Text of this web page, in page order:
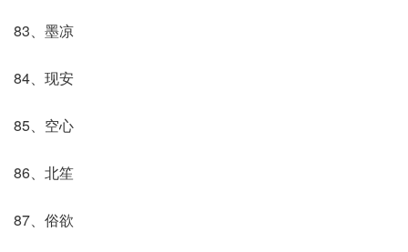
83、墨凉
84、现安
85、空心
86、北笙
87、俗欲